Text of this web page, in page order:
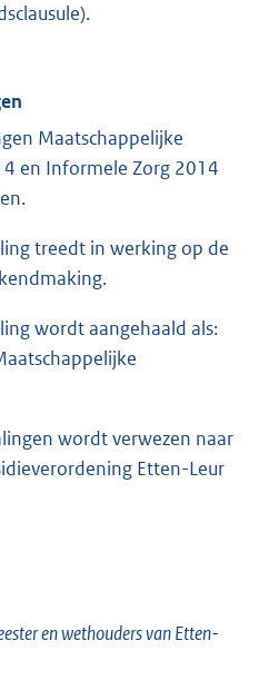
Maatschappelijke
en Informele Zorg 2014
treedt in werking op de
wordt aangehaald als:
wordt verwezen naar
Etten-Leur
en wethouders van Etten-